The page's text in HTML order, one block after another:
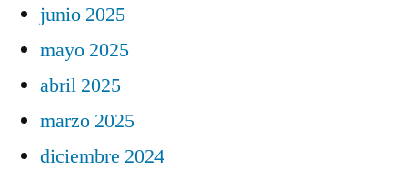
junio 2025
mayo 2025
abril 2025
marzo 2025
diciembre 2024